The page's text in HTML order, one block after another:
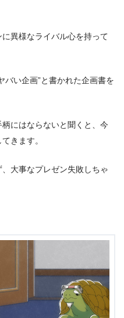
異様なライバル心を持って
バい企画”と書かれた企画書を
にはならないと聞くと、今
きます。
、大事なプレゼン失敗しちゃ